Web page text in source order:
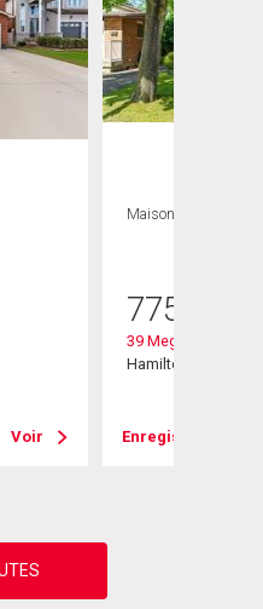
Voir
Maison
775 000
39 Megna Court
Hamilton, ON
Enregistrer